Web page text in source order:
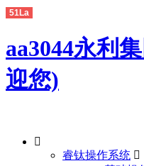
51La
aa3044永利
迎您)
睿钛操作系统